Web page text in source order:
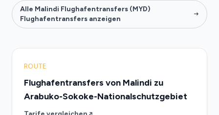
Alle Malindi Flughafentransfers (MYD)
Flughafentransfers anzeigen
ROUTE
Flughafentransfers von Malindi zu
Arabuko-Sokoke-Nationalschutzgebiet